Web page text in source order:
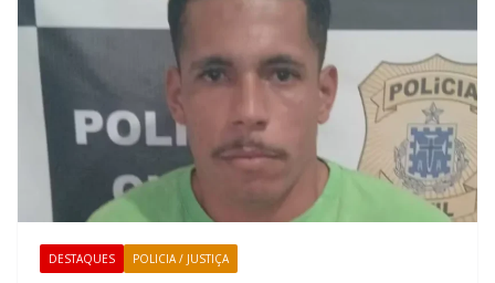
DESTAQUES POLICIA / JUSTIÇA